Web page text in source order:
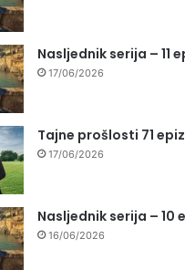
Nasljednik serija – 11
17/06/2026
Tajne prošlosti 71
17/06/2026
Nasljednik serija – 10
16/06/2026